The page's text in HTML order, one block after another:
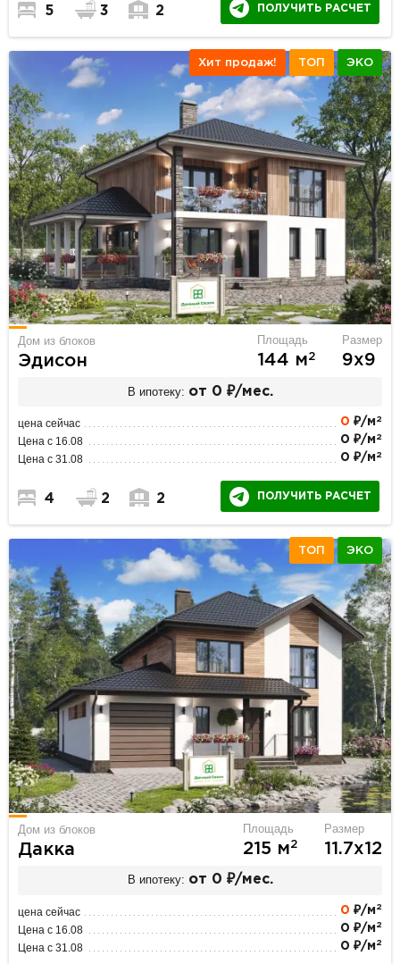
5 3 2 ПОЛУЧИТЬ РАСЧЕТ
Хит продаж! ТОП ЭКО
Дом из блоков
Эдисон
Площадь
144 м2
Размер
9х9
В ипотеку: от 0 ₽/мес.
цена сейчас 0 ₽/м 2
Цена с 16.08 0 ₽/м 2
Цена с 31.08 0 ₽/м 2
4 2 2 ПОЛУЧИТЬ РАСЧЕТ
ТОП ЭКО
Дом из блоков
Дакка
Площадь
215 м2
Размер
11.7х12
В ипотеку: от 0 ₽/мес.
цена сейчас 0 ₽/м 2
Цена с 16.08 0 ₽/м 2
Цена с 31.08 0 ₽/м 2